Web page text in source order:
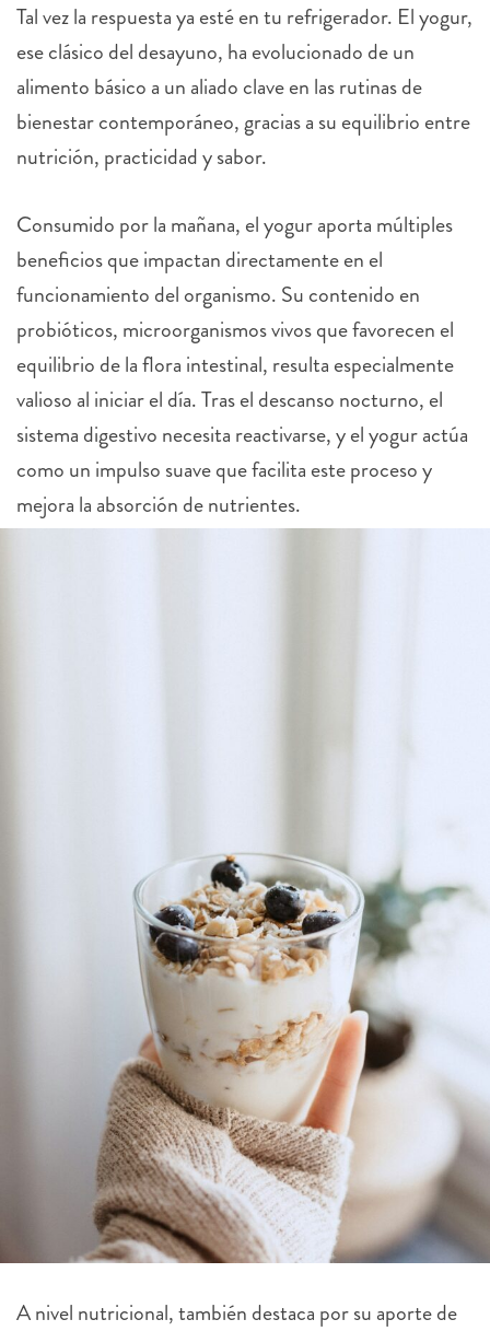
Tal vez la respuesta ya esté en tu refrigerador. El yogur,
ese clásico del desayuno, ha evolucionado de un
alimento básico a un aliado clave en las rutinas de
bienestar contemporáneo, gracias a su equilibrio entre
nutrición, practicidad y sabor.
Consumido por la mañana, el yogur aporta múltiples
beneficios que impactan directamente en el
funcionamiento del organismo. Su contenido en
probióticos, microorganismos vivos que favorecen el
equilibrio de la flora intestinal, resulta especialmente
valioso al iniciar el día. Tras el descanso nocturno, el
sistema digestivo necesita reactivarse, y el yogur actúa
como un impulso suave que facilita este proceso y
mejora la absorción de nutrientes.
A nivel nutricional, también destaca por su aporte de